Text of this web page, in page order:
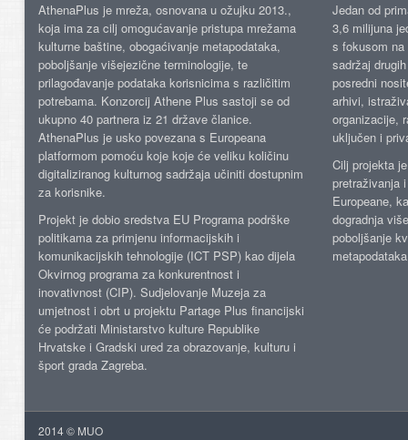
AthenaPlus je mreža, osnovana u ožujku 2013.,
koja ima za cilj omogućavanje pristupa mrežama
kulturne baštine, obogaćivanje metapodataka,
poboljšanje višejezične terminologije, te
prilagođavanje podataka korisnicima s različitim
potrebama. Konzorcij Athene Plus sastoji se od
ukupno 40 partnera iz 21 države članice.
AthenaPlus je usko povezana s Europeana
platformom pomoću koje koje će veliku količinu
digitaliziranog kulturnog sadržaja učiniti dostupnim
za korisnike.
Projekt je dobio sredstva EU Programa podrške
politikama za primjenu informacijskih i
komunikacijskih tehnologije (ICT PSP) kao dijela
Okvirnog programa za konkurentnost i
inovativnost (CIP). Sudjelovanje Muzeja za
umjetnost i obrt u projektu Partage Plus financijski
će podržati Ministarstvo kulture Republike
Hrvatske i Gradski ured za obrazovanje, kulturu i
šport grada Zagreba.
Jedan od
3,6 milijuna
s fokusom
sadržaj
posredni
arhivi,
organizacije,
uključen i
Cilj projekta
pretraživanja
Europeane,
dogradnja
poboljšanje
2014 © MUO